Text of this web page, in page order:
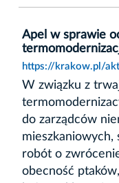
Apel w sprawie
https://krakow.pl/
W związku z
do zarządców
mieszkaniowych,
robót o
obecność